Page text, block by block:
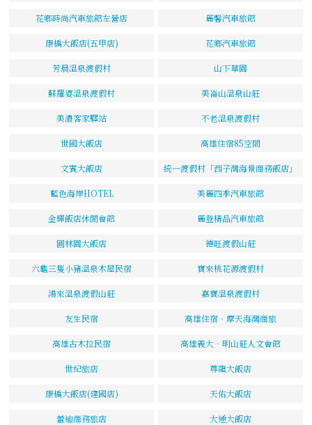
花鄉時尚汽車旅館左營店 麗馨汽車旅館
康橋大飯店(五甲店) 花鄉汽車旅館
芳晨溫泉渡假村 山下華園
蘇羅婆溫泉渡假村 美崙山溫泉山莊
美濃客家驛站 不老溫泉渡假村
世國大飯店 高雄住宿85空間
文賓大飯店 統一渡假村「西子灣海景商務飯店」
藍色海岸HOTEL 美麗四季汽車旅館
金輝飯店休閒會館 麗登精品汽車旅館
圓林園大飯店 德旺渡假山莊
六龜三隻小豬溫泉木屋民宿 寶來桃花源渡假村
鴻來溫泉渡假山莊 嘉寶溫泉渡假村
友生民宿 高雄住宿‧摩天海灣商旅
高雄古木拉民宿 高雄義大．明山莊人文會館
世紀旅店 尊龍大飯店
康橋大飯店(建國店) 天佑大飯店
蕾迪商務旅店 大通大飯店